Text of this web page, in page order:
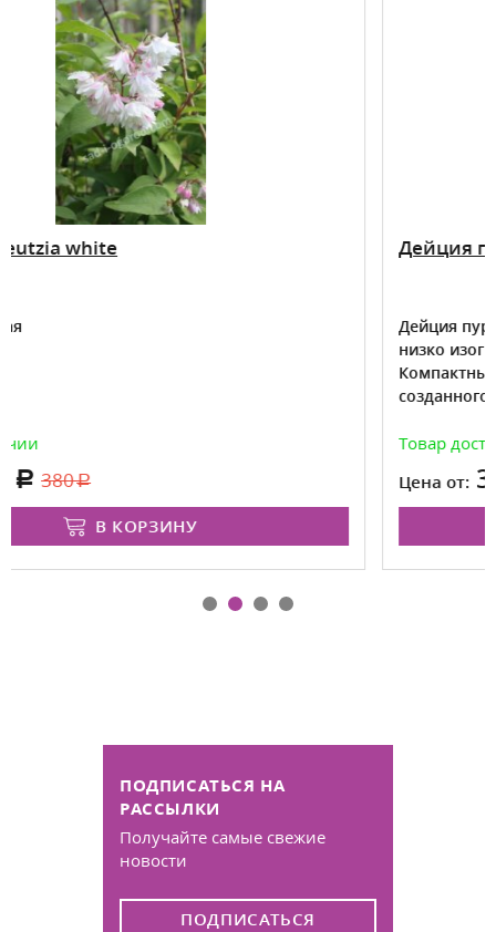
Дейция пурпурная Кальмифлора
Дейция пурпурная "Kalmiiflora"
низко изогнутыми ветвями и
Компактный кустарник для сада
созданного в природном стиле.
Товар доступен для предзаказа на
ПОДПИСАТЬСЯ НА
РАССЫЛКИ
Получайте самые свежие
новости
ПОДПИСАТЬСЯ